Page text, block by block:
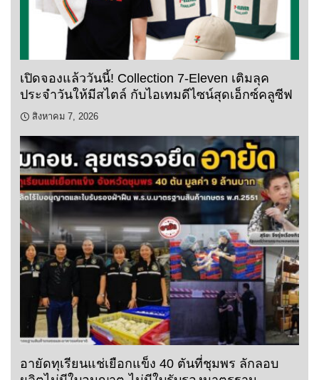
เปิดจองแล้ววันนี้! Collection 7-Eleven เติมลุค
ประจำวันให้มีสไตล์ กับไอเทมดีไซน์สุดเอ็กซ์คลูซีฟ
สิงหาคม 7, 2026
อายัดทุเรียนแช่เยือกแข็ง 40 ตันที่ชุมพร ลักลอบ